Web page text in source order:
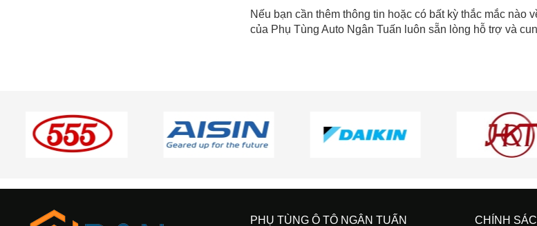
Nếu bạn cần thêm thông tin hoặc có bất kỳ thắc mắc
của Phụ Tùng Auto Ngân Tuấn luôn sẵn lòng hỗ trợ và
PHỤ TÙNG Ô TÔ NGÂN TUẤN CHÍNH